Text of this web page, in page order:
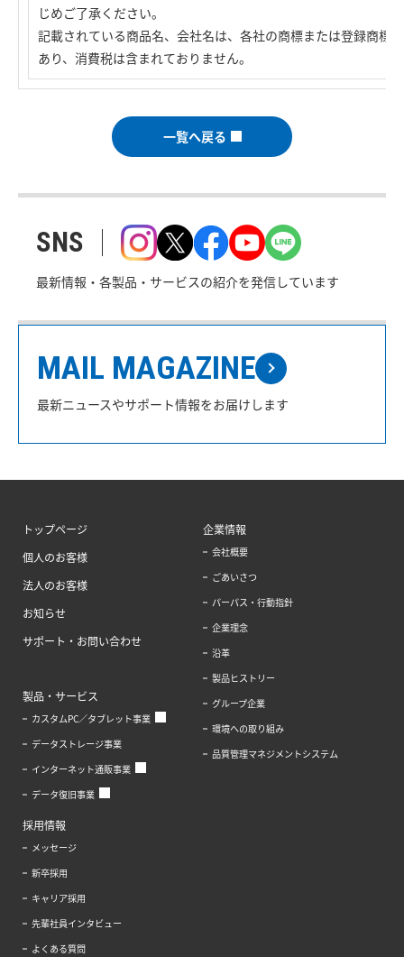
じめご了承ください。
記載されている商品名、会社名は、各社の商標または登録商標
あり、消費税は含まれておりません。
一覧へ戻る
SNS
最新情報・各製品・サービスの紹介を発信しています
MAIL MAGAZINE
最新ニュースやサポート情報をお届けします
トップページ
個人のお客様
法人のお客様
お知らせ
サポート・お問い合わせ
製品・サービス
カスタムPC／タブレット事業
データストレージ事業
インターネット通販事業
データ復旧事業
企業情報
会社概要
ごあいさつ
パーパス・行動指針
企業理念
沿革
製品ヒストリー
グループ企業
環境への取り組み
品質管理マネジメントシステム
採用情報
メッセージ
新卒採用
キャリア採用
先輩社員インタビュー
よくある質問